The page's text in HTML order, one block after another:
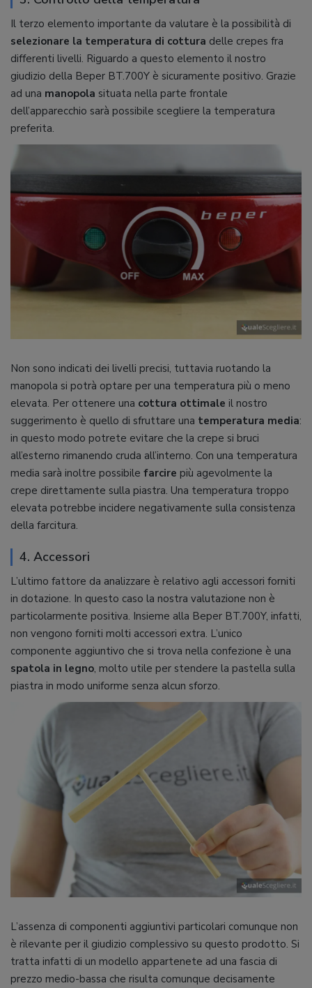
Il terzo elemento importante da valutare è la possibilità di
selezionare la temperatura di cottura delle crepes fra
differenti livelli. Riguardo a questo elemento il nostro
giudizio della Beper BT.700Y è sicuramente positivo. Grazie
ad una manopola situata nella parte frontale
dell’apparecchio sarà possibile scegliere la temperatura
preferita.
Non sono indicati dei livelli precisi, tuttavia ruotando la
manopola si potrà optare per una temperatura più o meno
elevata. Per ottenere una cottura ottimale il nostro
suggerimento è quello di sfruttare una temperatura media:
in questo modo potrete evitare che la crepe si bruci
all’esterno rimanendo cruda all’interno. Con una temperatura
media sarà inoltre possibile farcire più agevolmente la
crepe direttamente sulla piastra. Una temperatura troppo
elevata potrebbe incidere negativamente sulla consistenza
della farcitura.
4. Accessori
L’ultimo fattore da analizzare è relativo agli accessori forniti
in dotazione. In questo caso la nostra valutazione non è
particolarmente positiva. Insieme alla Beper BT.700Y, infatti,
non vengono forniti molti accessori extra. L’unico
componente aggiuntivo che si trova nella confezione è una
spatola in legno, molto utile per stendere la pastella sulla
piastra in modo uniforme senza alcun sforzo.
L’assenza di componenti aggiuntivi particolari comunque non
è rilevante per il giudizio complessivo su questo prodotto. Si
tratta infatti di un modello appartenete ad una fascia di
prezzo medio-bassa che risulta comunque decisamente